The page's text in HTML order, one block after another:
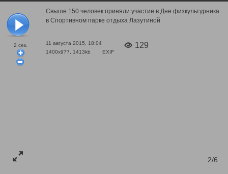
2 сек.
Свыше 150 человек приняли участие в Дне физкультурника
в Спортивном парке отдыха Лазутиной
11 августа 2015, 18:04
1400x977, 1413kb
EXIF
129
2/6